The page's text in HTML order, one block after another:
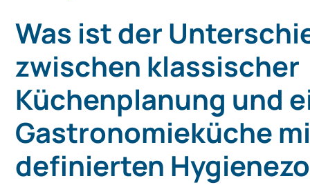
Was ist der
zwischen klassischer
Küchenplanung und
Gastronomieküche
definierten